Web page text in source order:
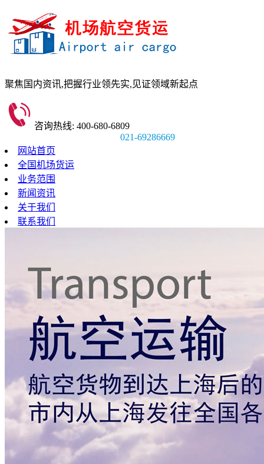
聚焦国内资讯,把握行业领先实,见证领域新起点
咨询热线: 400-680-6809
021-69286669
网站首页
全国机场货运
业务范围
新闻资讯
关于我们
联系我们